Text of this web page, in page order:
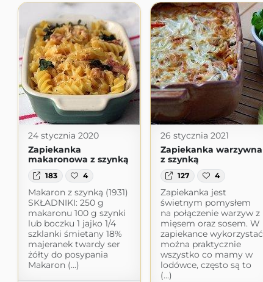
24 stycznia 2020
Zapiekanka
makaronowa z szynką
183 4
Makaron z szynką (1931)
SKŁADNIKI: 250 g
makaronu 100 g szynki
lub boczku 1 jajko 1/4
szklanki śmietany 18%
majeranek twardy ser
żółty do posypania
Makaron (...)
26 stycznia 2021
Zapiekanka warzywna
z szynką
127 4
Zapiekanka jest
świetnym pomysłem
na połączenie warzyw z
mięsem oraz sosem. W
zapiekance wykorzystać
można praktycznie
wszystko co mamy w
lodówce, często są to
(...)